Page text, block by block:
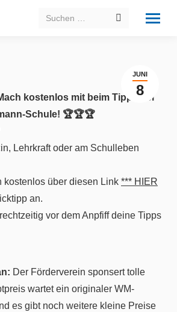
Search:
JUNI
8
kostenlos mit beim Tippspiel
Schule! 🏆🏆🏆
Lehrkraft oder am Schulleben
kostenlos über diesen Link *** HIER
an.
vor dem Anpfiff deine Tipps
Der Förderverein sponsert tolle
wartet ein originaler WM-
es gibt noch weitere kleine Preise